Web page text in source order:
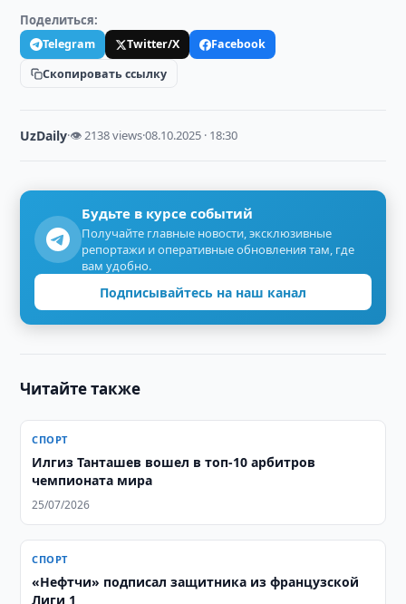
Поделиться:
Telegram Twitter/X
Facebook
Скопировать ссылку
UzDaily·👁 2138 views·08.10.2025 · 18:30
Будьте в курсе событий
Получайте главные новости, эксклюзивные
репортажи и оперативные обновления там, где
вам удобно.
Подписывайтесь на наш канал
Читайте также
СПОРТ
Илгиз Танташев вошел в топ-10 арбитров
чемпионата мира
25/07/2026
СПОРТ
«Нефтчи» подписал защитника из французской
Лиги 1